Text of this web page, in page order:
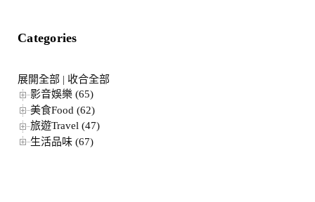
Categories
展開全部 | 收合全部
影音娛樂 (65)
美食Food (62)
旅遊Travel (47)
生活品味 (67)